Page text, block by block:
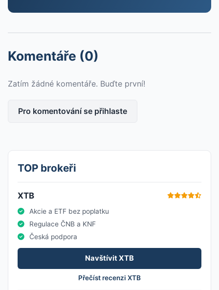
Komentáře (0)
Zatím žádné komentáře. Buďte první!
Pro komentování se přihlaste
TOP brokeři
XTB
Akcie a ETF bez poplatku
Regulace ČNB a KNF
Česká podpora
Navštívit XTB
Přečíst recenzi XTB